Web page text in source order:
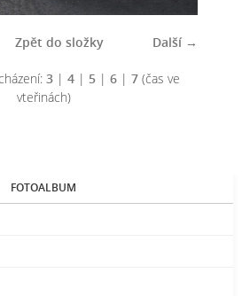
Další →
Zpět do složky
3 | 4 | 5 | 6 | 7 (čas ve
vteřinách)
FOTOALBUM